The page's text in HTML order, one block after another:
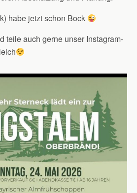
habe jetzt schon Bock
teile auch gerne unser Instagram-